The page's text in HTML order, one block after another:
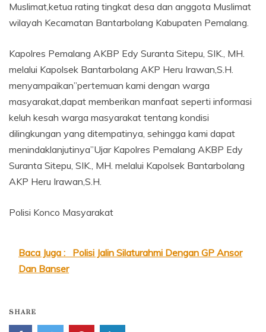
Muslimat,ketua rating tingkat desa dan anggota Muslimat
wilayah Kecamatan Bantarbolang Kabupaten Pemalang.
Kapolres Pemalang AKBP Edy Suranta Sitepu, SIK., MH.
melalui Kapolsek Bantarbolang AKP Heru Irawan,S.H.
menyampaikan”pertemuan kami dengan warga
masyarakat,dapat memberikan manfaat seperti informasi
keluh kesah warga masyarakat tentang kondisi
dilingkungan yang ditempatinya, sehingga kami dapat
menindaklanjutinya”Ujar Kapolres Pemalang AKBP Edy
Suranta Sitepu, SIK., MH. melalui Kapolsek Bantarbolang
AKP Heru Irawan,S.H.
Polisi Konco Masyarakat
Baca Juga :
Polisi Jalin Silaturahmi Dengan GP Ansor
Dan Banser
SHARE